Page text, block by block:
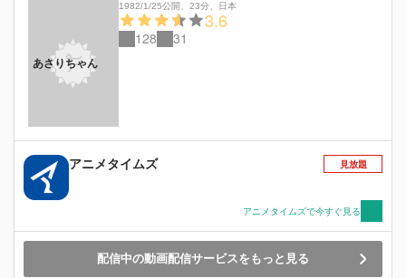
あさりちゃん
1982/1/25公開 23分 日本
3.6
128 31
アニメタイムズ 見放題
アニメタイムズで今すぐ見る
配信中の動画配信サービスをもっと見る